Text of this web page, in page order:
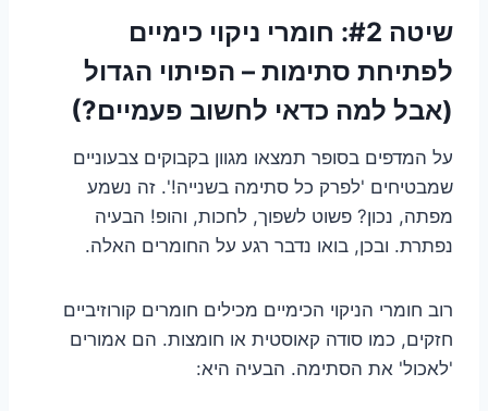
שיטה #2: חומרי ניקוי כימיים
לפתיחת סתימות – הפיתוי הגדול
(אבל למה כדאי לחשוב פעמיים?)
על המדפים בסופר תמצאו מגוון בקבוקים צבעוניים
שמבטיחים 'לפרק כל סתימה בשנייה!'. זה נשמע
מפתה, נכון? פשוט לשפוך, לחכות, והופ! הבעיה
נפתרת. ובכן, בואו נדבר רגע על החומרים האלה.
רוב חומרי הניקוי הכימיים מכילים חומרים קורוזיביים
חזקים, כמו סודה קאוסטית או חומצות. הם אמורים
'לאכול' את הסתימה. הבעיה היא: